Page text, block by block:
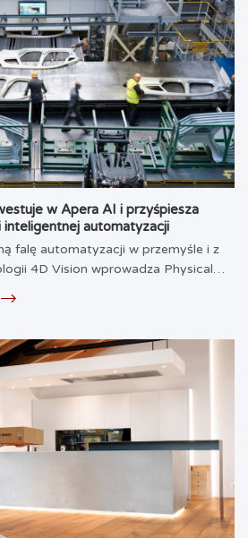
w Apera AI i przyśpiesza
automatyzacji
falę automatyzacji w przemyśle i z
4D Vision wprowadza Physical…